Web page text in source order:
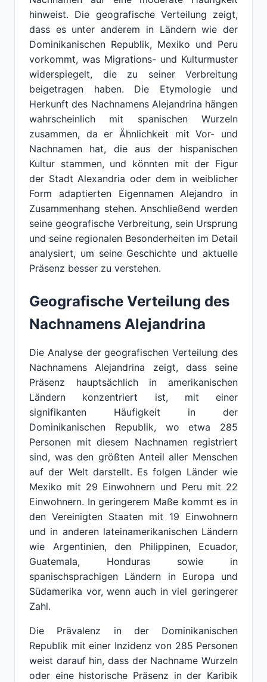
hinweist. Die geografische Verteilung zeigt,
dass es unter anderem in Ländern wie der
Dominikanischen Republik, Mexiko und Peru
vorkommt, was Migrations- und Kulturmuster
widerspiegelt, die zu seiner Verbreitung
beigetragen haben. Die Etymologie und
Herkunft des Nachnamens Alejandrina hängen
wahrscheinlich mit spanischen Wurzeln
zusammen, da er Ähnlichkeit mit Vor- und
Nachnamen hat, die aus der hispanischen
Kultur stammen, und könnten mit der Figur
der Stadt Alexandria oder dem in weiblicher
Form adaptierten Eigennamen Alejandro in
Zusammenhang stehen. Anschließend werden
seine geografische Verbreitung, sein Ursprung
und seine regionalen Besonderheiten im Detail
analysiert, um seine Geschichte und aktuelle
Präsenz besser zu verstehen.
Geografische Verteilung des
Nachnamens Alejandrina
Die Analyse der geografischen Verteilung des
Nachnamens Alejandrina zeigt, dass seine
Präsenz hauptsächlich in amerikanischen
Ländern konzentriert ist, mit einer
signifikanten Häufigkeit in der
Dominikanischen Republik, wo etwa 285
Personen mit diesem Nachnamen registriert
sind, was den größten Anteil aller Menschen
auf der Welt darstellt. Es folgen Länder wie
Mexiko mit 29 Einwohnern und Peru mit 22
Einwohnern. In geringerem Maße kommt es in
den Vereinigten Staaten mit 19 Einwohnern
und in anderen lateinamerikanischen Ländern
wie Argentinien, den Philippinen, Ecuador,
Guatemala, Honduras sowie in
spanischsprachigen Ländern in Europa und
Südamerika vor, wenn auch in viel geringerer
Zahl.
Die Prävalenz in der Dominikanischen
Republik mit einer Inzidenz von 285 Personen
weist darauf hin, dass der Nachname Wurzeln
oder eine historische Präsenz in der Karibik